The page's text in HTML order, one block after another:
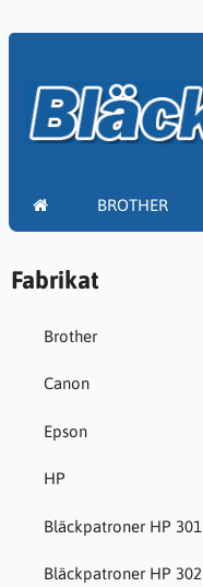
BROTHER
Fabrikat
Brother
Canon
Epson
HP
Bläckpatroner HP 301
Bläckpatroner HP 302